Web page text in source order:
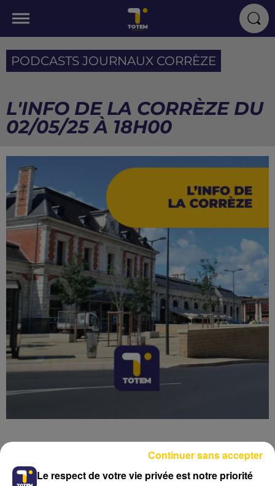
PODCASTS JOURNAUX CORRÈZE
L'INFO DE LA CORRÈZE DU
02/05/25 À 18H00
Le respect de votre vie privée est notre priorité
Continuer sans accepter